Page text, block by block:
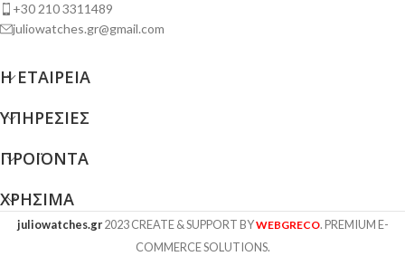
+30 210 3311489
juliowatches.gr@gmail.com
Η ΕΤΑΙΡΕΊΑ
ΥΠΗΡΕΣΊΕΣ
ΠΡΟΪΌΝΤΑ
ΧΡΉΣΙΜΑ
juliowatches.gr 2023 CREATE & SUPPORT BYWEBGRECO. PREMIUM E-
COMMERCE SOLUTIONS.